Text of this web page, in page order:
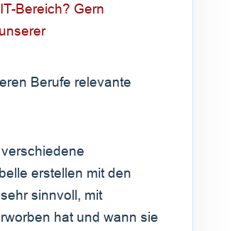
Bereich? Gern
Berufe relevante
erstellen mit den
sinnvoll, mit
hat und wann sie